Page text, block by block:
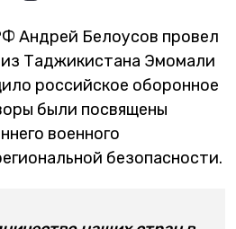
Андрей Белоусов провел
из Таджикистана Эмомали
российское оборонное
были посвящены
военного
безопасности.